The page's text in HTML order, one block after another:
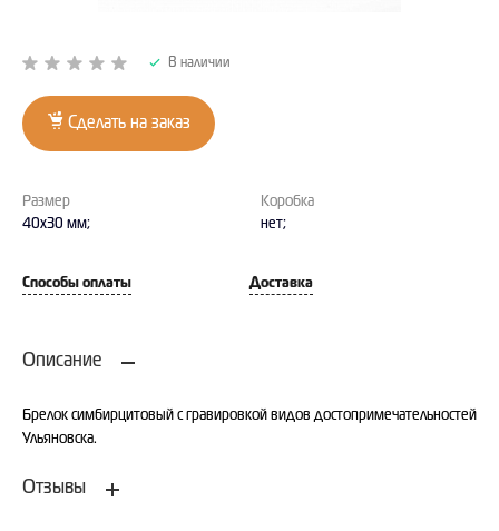
В наличии
Сделать на заказ
Размер
40x30 мм;
Коробка
нет;
Способы оплаты Доставка
Описание
Брелок симбирцитовый с гравировкой видов достопримечательностей
Ульяновска.
Отзывы